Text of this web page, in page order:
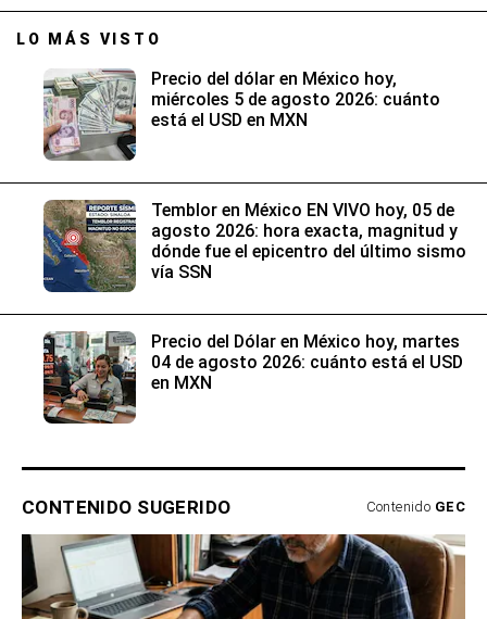
LO MÁS VISTO
Precio del dólar en México hoy,
miércoles 5 de agosto 2026: cuánto
está el USD en MXN
Temblor en México EN VIVO hoy, 05 de
agosto 2026: hora exacta, magnitud y
dónde fue el epicentro del último sismo
vía SSN
Precio del Dólar en México hoy, martes
04 de agosto 2026: cuánto está el USD
en MXN
CONTENIDO SUGERIDO Contenido GEC